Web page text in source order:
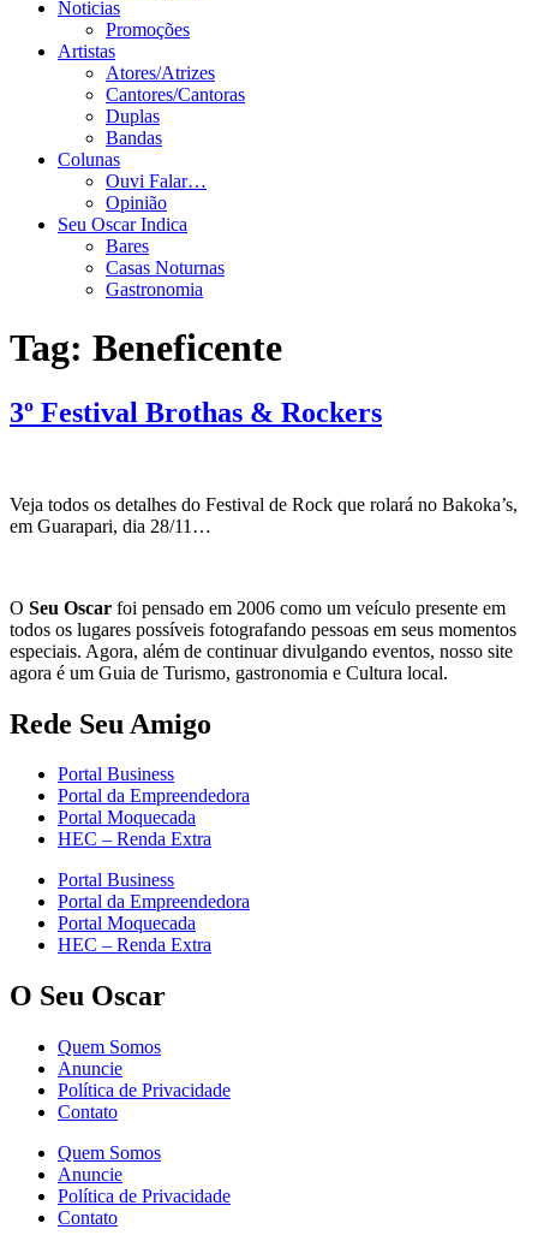
Noticias
Promoções
Artistas
Atores/Atrizes
Cantores/Cantoras
Duplas
Bandas
Colunas
Ouvi Falar…
Opinião
Seu Oscar Indica
Bares
Casas Noturnas
Gastronomia
Tag: Beneficente
3º Festival Brothas & Rockers
Veja todos os detalhes do Festival de Rock que rolará no Bakoka’s,
em Guarapari, dia 28/11…
O Seu Oscar foi pensado em 2006 como um veículo presente em
todos os lugares possíveis fotografando pessoas em seus momentos
especiais. Agora, além de continuar divulgando eventos, nosso site
agora é um Guia de Turismo, gastronomia e Cultura local.
Rede Seu Amigo
Portal Business
Portal da Empreendedora
Portal Moquecada
HEC – Renda Extra
Portal Business
Portal da Empreendedora
Portal Moquecada
HEC – Renda Extra
O Seu Oscar
Quem Somos
Anuncie
Política de Privacidade
Contato
Quem Somos
Anuncie
Política de Privacidade
Contato